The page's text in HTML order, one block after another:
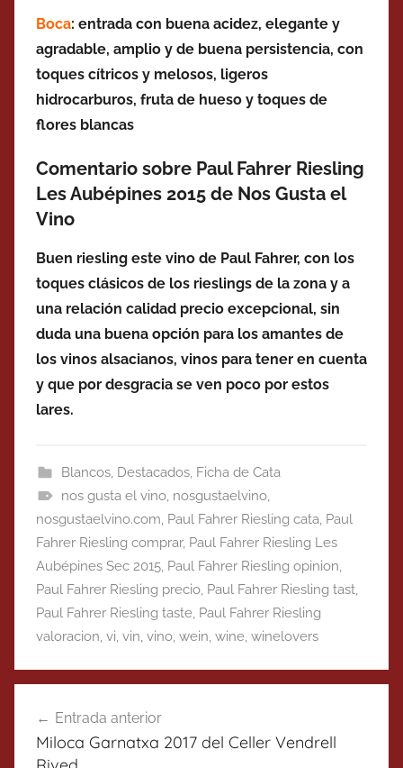
Boca: entrada con buena acidez, elegante y
agradable, amplio y de buena persistencia, con
toques cítricos y melosos, ligeros
hidrocarburos, fruta de hueso y toques de
flores blancas
Comentario sobre Paul Fahrer Riesling
Les Aubépines 2015 de Nos Gusta el
Vino
Buen riesling este vino de Paul Fahrer, con los
toques clásicos de los rieslings de la zona y a
una relación calidad precio excepcional, sin
duda una buena opción para los amantes de
los vinos alsacianos, vinos para tener en cuenta
y que por desgracia se ven poco por estos
lares.
Blancos, Destacados, Ficha de Cata
nos gusta el vino, nosgustaelvino,
nosgustaelvino.com, Paul Fahrer Riesling cata, Paul
Fahrer Riesling comprar, Paul Fahrer Riesling Les
Aubépines Sec 2015, Paul Fahrer Riesling opinion,
Paul Fahrer Riesling precio, Paul Fahrer Riesling tast,
Paul Fahrer Riesling taste, Paul Fahrer Riesling
valoracion, vi, vin, vino, wein, wine, winelovers
de
Entrada anterior
Miloca Garnatxa 2017 del Celler Vendrell